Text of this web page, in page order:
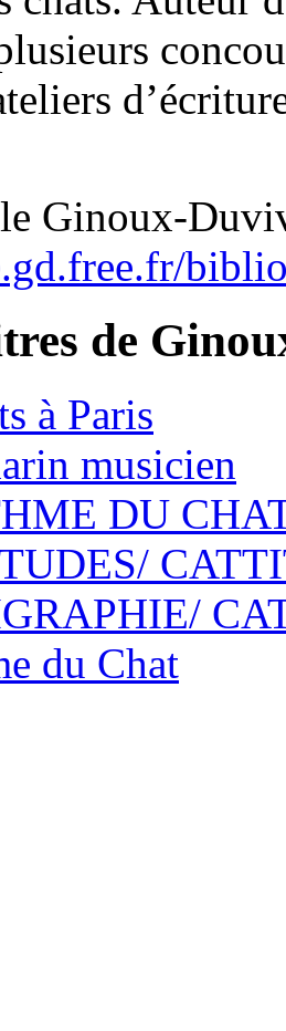
Ginoux-
de
à Paris
musicien
DU
du Chat